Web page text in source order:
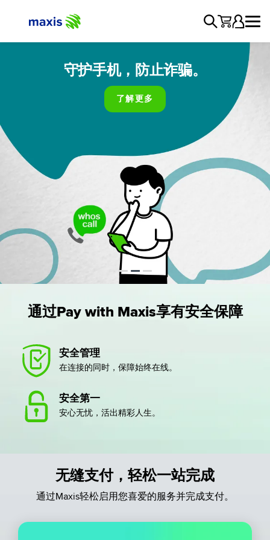
订阅 Kaspersky 网络安全方案，每
月只从 RM4 起！
守护手机，防止诈骗。
放心把您的账单交给我们
通过Pay with Maxis享有安全保障
安全管理
在连接的同时，保障始终在线。
安全第一
安心无忧，活出精彩人生。
无缝支付，轻松一站完成
通过Maxis轻松启用您喜爱的服务并完成支付。